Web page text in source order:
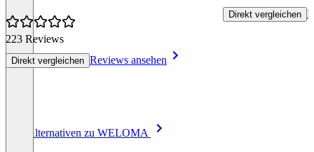
223 Reviews
Direkt vergleichen Reviews ansehen
Direkt vergleichen
Alle Alternativen zu WELOMA